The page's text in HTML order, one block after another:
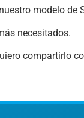
modelo de
necesitados.
compartirlo